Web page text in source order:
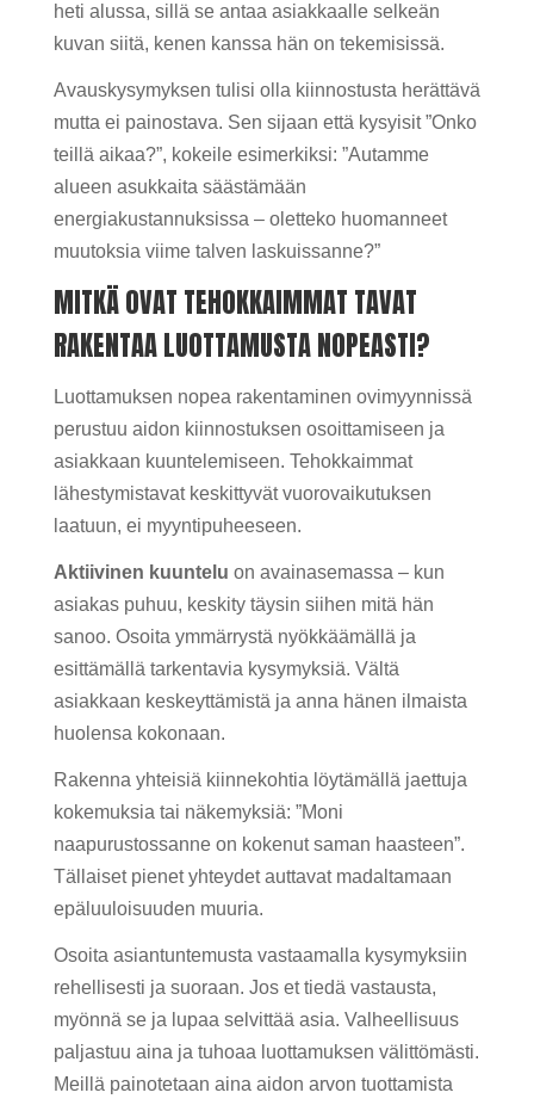
heti alussa, sillä se antaa asiakkaalle selkeän
kuvan siitä, kenen kanssa hän on tekemisissä.
Avauskysymyksen tulisi olla kiinnostusta herättävä
mutta ei painostava. Sen sijaan että kysyisit ”Onko
teillä aikaa?”, kokeile esimerkiksi: ”Autamme
alueen asukkaita säästämään
energiakustannuksissa – oletteko huomanneet
muutoksia viime talven laskuissanne?”
MITKÄ OVAT TEHOKKAIMMAT TAVAT
RAKENTAA LUOTTAMUSTA NOPEASTI?
Luottamuksen nopea rakentaminen ovimyynnissä
perustuu aidon kiinnostuksen osoittamiseen ja
asiakkaan kuuntelemiseen. Tehokkaimmat
lähestymistavat keskittyvät vuorovaikutuksen
laatuun, ei myyntipuheeseen.
Aktiivinen kuuntelu on avainasemassa – kun
asiakas puhuu, keskity täysin siihen mitä hän
sanoo. Osoita ymmärrystä nyökkäämällä ja
esittämällä tarkentavia kysymyksiä. Vältä
asiakkaan keskeyttämistä ja anna hänen ilmaista
huolensa kokonaan.
Rakenna yhteisiä kiinnekohtia löytämällä jaettuja
kokemuksia tai näkemyksiä: ”Moni
naapurustossanne on kokenut saman haasteen”.
Tällaiset pienet yhteydet auttavat madaltamaan
epäluuloisuuden muuria.
Osoita asiantuntemusta vastaamalla kysymyksiin
rehellisesti ja suoraan. Jos et tiedä vastausta,
myönnä se ja lupaa selvittää asia. Valheellisuus
paljastuu aina ja tuhoaa luottamuksen välittömästi.
Meillä painotetaan aina aidon arvon tuottamista